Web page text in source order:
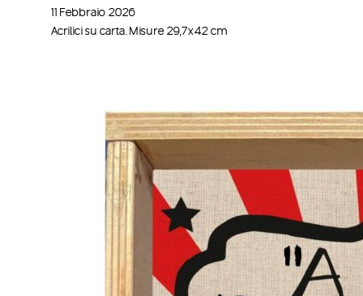
11 Febbraio 2026
Acrilici su carta. Misure 29,7x42 cm